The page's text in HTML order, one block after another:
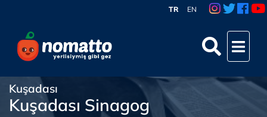
TR EN
Kuşadası
Kuşadası Sinagog